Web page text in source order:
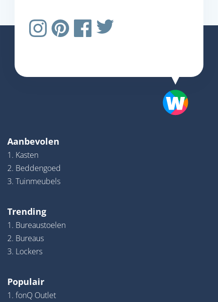
Aanbevolen
1. Kasten
2. Beddengoed
3. Tuinmeubels
Trending
1. Bureaustoelen
2. Bureaus
3. Lockers
Populair
1. fonQ Outlet